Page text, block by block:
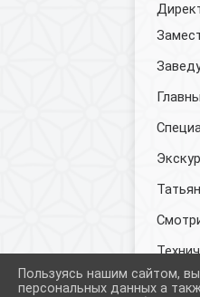
Пользуясь нашим сайтом,
персональных данных а